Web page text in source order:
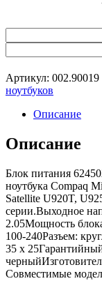
Артикул: 002.90019
ноутбуков
Описание
Описание
Блок питания
ноутбука Compaq
Satellite U920T,
серии.Выходное
2.05Мощность
100-240Разъем:
35 x
Совместимые